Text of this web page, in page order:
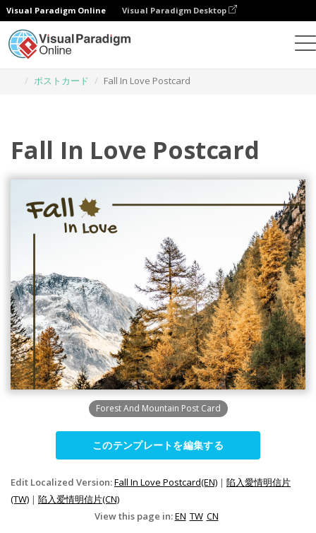
Visual Paradigm Online Visual Paradigm Desktop
ポストカード
Fall In Love Postcard
Fall In Love Postcard
Forest And Mountain Post Card
このテンプレートを編集する
Edit Localized Version:Fall In Love Postcard(EN) | 陷入愛情明信片
(TW) | 陷入爱情明信片(CN)
View this page in:EN TW CN